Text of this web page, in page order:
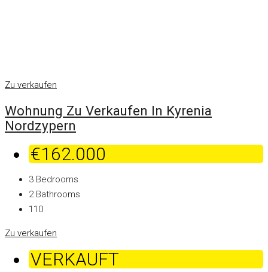
Zu verkaufen
Wohnung Zu Verkaufen In Kyrenia
Nordzypern
€162.000
3 Bedrooms
2 Bathrooms
110
Zu verkaufen
VERKAUFT